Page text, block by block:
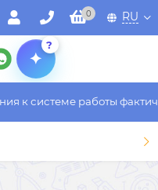
0 RU
?
системе работы